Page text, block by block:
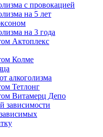
с провокацией
на 5 лет
на 3 года
Актоплекс
Колме
алкоголизма
Тетлонг
Витамерц Депо
зависимости